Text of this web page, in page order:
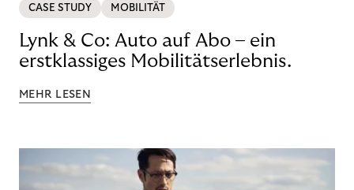
CASE STUDY MOBILITÄT
Lynk & Co: Auto auf Abo – ein
erstklassiges Mobilitätserlebnis.
MEHR LESEN